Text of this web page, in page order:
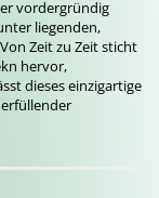
vordergründig
liegenden,
Zeit zu Zeit sticht
hervor,
dieses einzigartige